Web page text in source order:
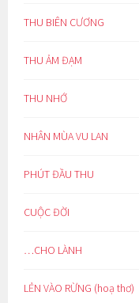
THU BIÊN CƯƠNG
THU ẢM ĐẠM
THU NHỚ
NHÂN MÙA VU LAN
PHÚT ĐẦU THU
CUỘC ĐỜI
…CHO LÀNH
LẺN VÀO RỪNG (hoạ thơ)